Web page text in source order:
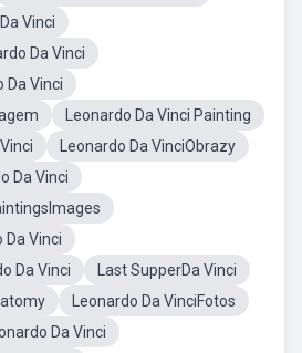
Vinci
Da Vinci
Da Vinci
Leonardo Da Vinci Painting
Leonardo Da VinciObrazy
Da Vinci
Da Vinci
Da Vinci
Last SupperDa Vinci
Leonardo Da VinciFotos
Da Vinci